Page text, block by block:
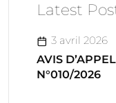
Latest
3 avril 2026
AVIS
N°010/2026